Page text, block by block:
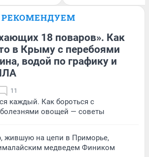
РЕКОМЕНДУЕМ
18 поваров». Как
в Крыму с перебоями
водой по графику и
11
каждый. Как бороться с
овощей — советы
жившую на цепи в Приморье,
медведем Фиником